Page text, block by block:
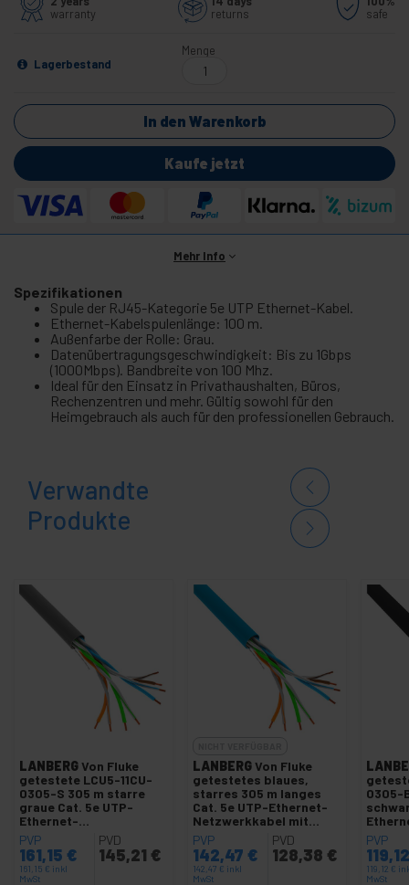
warranty
returns
safe
Lagerbestand
Menge
In den Warenkorb
Kaufe jetzt
Mehr Info
Spezifikationen
Spule der RJ45-Kategorie 5e UTP Ethernet-Kabel.
Ethernet-Kabelspulenlänge: 100 m.
Außenfarbe der Rolle: Grau.
Datenübertragungsgeschwindigkeit: Bis zu 1Gbps
(1000Mbps). Bandbreite von 100 Mhz.
Ideal für den Einsatz in Privathaushalten, Büros,
Rechenzentren und mehr. Gültig sowohl für den
Heimgebrauch als auch für den professionellen Gebrauch.
Verwandte
Produkte
LANBERGVon Fluke
getestete LCU5-11CU-
0305-S 305 m starre
graue Cat. 5e UTP-
Ethernet-
Netzwerkkabeltrommel
PVP
161,15 €
161,15 € inkl
MwSt
PVD
145,21 €
LANBERGVon Fluke
getestetes blaues,
starres 305 m langes
Cat. 5e UTP-Ethernet-
Netzwerkkabel mit
Spule LCU5-12CU-0305-
B
PVP
142,47 €
142,47 € inkl
MwSt
PVD
128,38 €
0305-
PVP
119,12 €
MwSt